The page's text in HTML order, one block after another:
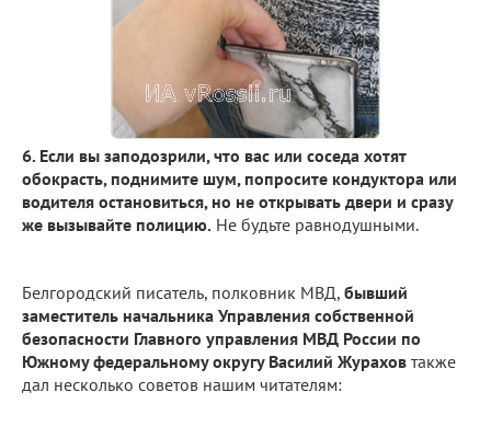
6. Если вы заподозрили, что вас или соседа хотят
обокрасть, поднимите шум, попросите кондуктора или
водителя остановиться, но не открывать двери и сразу
же вызывайте полицию. Не будьте равнодушными.
Белгородский писатель, полковник МВД, бывший
заместитель начальника Управления собственной
безопасности Главного управления МВД России по
Южному федеральному округу Василий Журахов также
дал несколько советов нашим читателям: